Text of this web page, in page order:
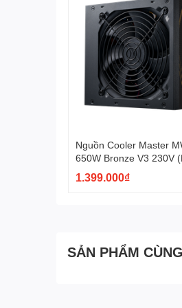
Nguồn Cooler Master
650W Bronze V3 230V
6501-ACABW-3BEU)
1.399.000₫
SẢN PHẨM